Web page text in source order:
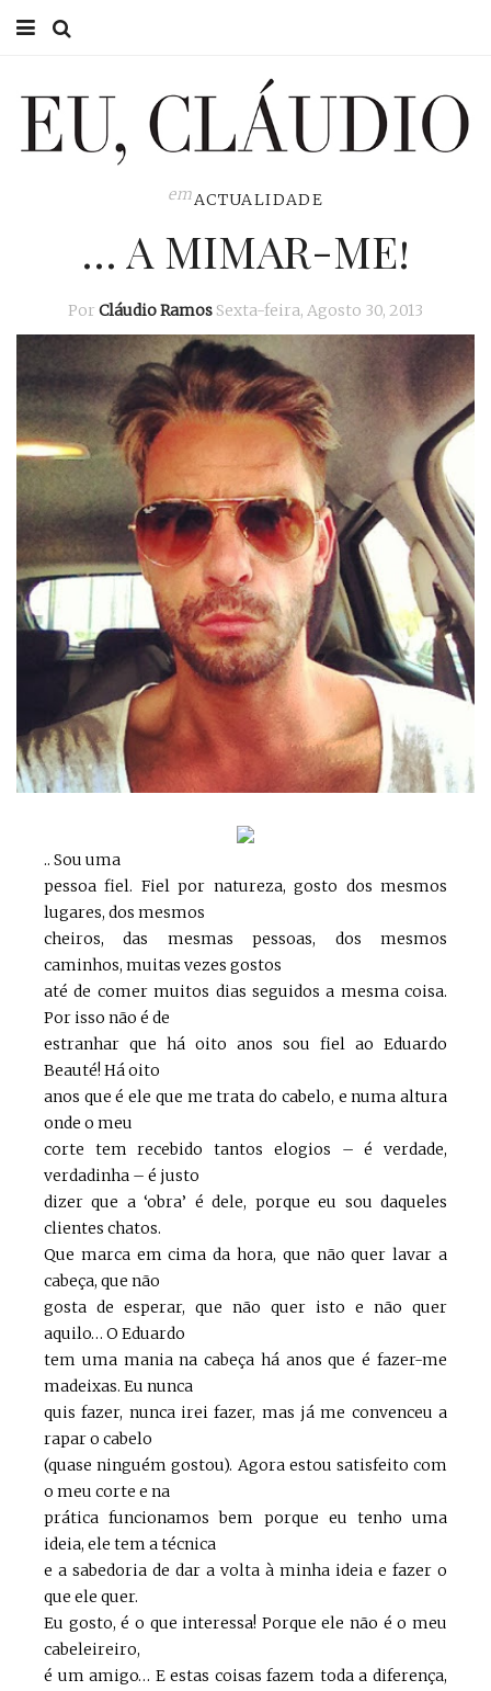
EU CLÁUDIO
ACTUALIDADE
emACTUALIDADE
… A MIMAR-ME!
Por Cláudio Ramos Sexta-feira, Agosto 30, 2013
.. Sou uma
pessoa fiel. Fiel por natureza, gosto dos mesmos
lugares, dos mesmos
cheiros, das mesmas pessoas, dos mesmos
caminhos, muitas vezes gostos
até de comer muitos dias seguidos a mesma coisa.
Por isso não é de
estranhar que há oito anos sou fiel ao Eduardo
Beauté! Há oito
anos que é ele que me trata do cabelo, e numa altura
onde o meu
corte tem recebido tantos elogios – é verdade,
verdadinha – é justo
dizer que a ‘obra’ é dele, porque eu sou daqueles
clientes chatos.
Que marca em cima da hora, que não quer lavar a
cabeça, que não
gosta de esperar, que não quer isto e não quer
aquilo… O Eduardo
tem uma mania na cabeça há anos que é fazer-me
madeixas. Eu nunca
quis fazer, nunca irei fazer, mas já me convenceu a
rapar o cabelo
(quase ninguém gostou). Agora estou satisfeito com
o meu corte e na
prática funcionamos bem porque eu tenho uma
ideia, ele tem a técnica
e a sabedoria de dar a volta à minha ideia e fazer o
que ele quer.
Eu gosto, é o que interessa! Porque ele não é o meu
cabeleireiro,
é um amigo… E estas coisas fazem toda a diferença,